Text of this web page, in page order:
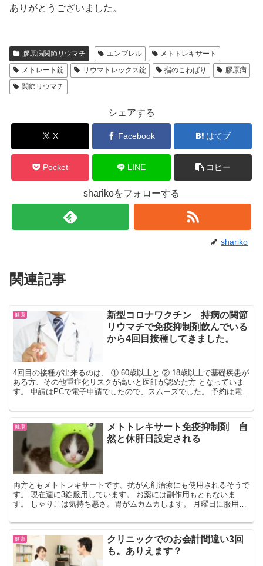
ありがとうございました。
膠原病関節リウマチ エンブレル
メトトレキサート
メトレート錠
リウマトレックス錠 指のこわばり
膠原病
関節リウマチ
シェアする
X Facebook はてブ
Pocket LINE コピー
sharikoをフォローする
shariko
関連記事
健康
新型コロナワクチン 持病の関節
リウマチで免疫抑制剤飲んでいる
から4回目接種してきました。
4回目の接種が出来るのは、 ① 60歳以上と ② 18歳以上で基礎疾患が
ある方、その他重症化リスクが高いと医師が認めた方 となっていま
す。 申請はPCで電子申請でしたので、スムーズでした。 予約は電話
健康
メトトレキサート免疫抑制剤 自
然と休肝日設定される
両方ともメトトレキサートです。抗がん剤治療にも使用されるそうで
す。 現在週に3錠服用しています。 お薬には副作用もともないま
す。 しゃりこは気持ち悪さ。胃がムカムカします。 月曜日に服用し
健康
クリニックでのお会計間違い3回
も。ありえます？